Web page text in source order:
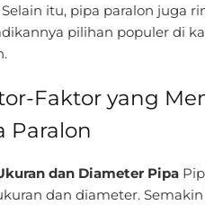
Selain itu, pipa paralon juga
pilihan populer di
Faktor yang
Paralon
dan Diameter Pipa
dan diameter.